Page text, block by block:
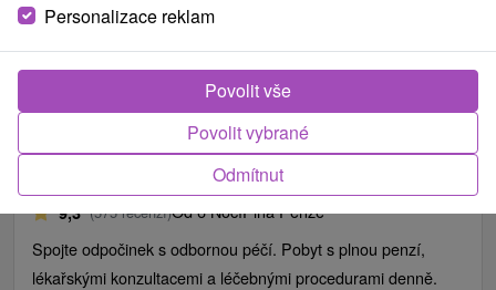
od2 071,58Kč
/noc/osoba
Lázeňský pobyt KLASIK: Regenerační pobyt s
9,3 (575 recenzí)Od 6 NocíPlná Penze
Spojte odpočinek s odbornou péčí. Pobyt s plnou penzí,
lékařskými konzultacemi a léčebnými procedurami denně.
Personalizace reklam
Odmítnut
Povolit vybrané
Povolit vše